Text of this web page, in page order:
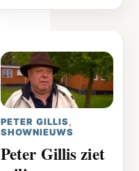
PETER GILLIS ,
SHOWNIEUWS
Peter Gillis ziet